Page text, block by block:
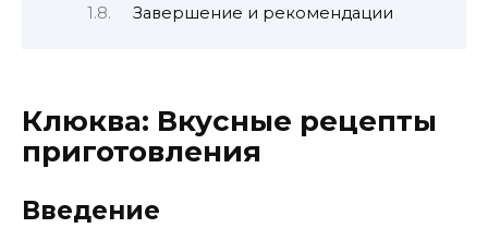
Завершение и рекомендации
Клюква: Вкусные рецепты
приготовления
Введение